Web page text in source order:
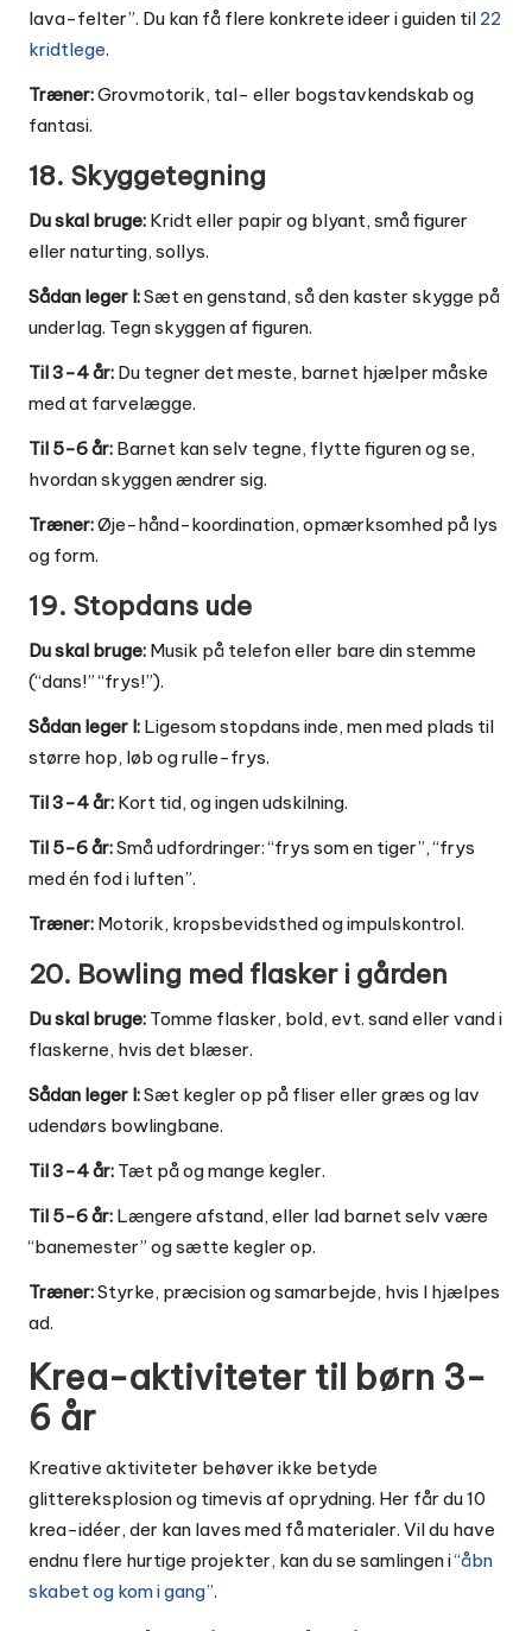
lava-felter”. Du kan få flere konkrete ideer i guiden til 22
kridtlege.
Træner:Grovmotorik, tal- eller bogstavkendskab og
fantasi.
18. Skyggetegning
Du skal bruge: Kridt eller papir og blyant, små figurer
eller naturting, sollys.
Sådan leger I:Sæt en genstand, så den kaster skygge på
underlag. Tegn skyggen af figuren.
Til 3-4 år: Du tegner det meste, barnet hjælper måske
med at farvelægge.
Til 5-6 år: Barnet kan selv tegne, flytte figuren og se,
hvordan skyggen ændrer sig.
Træner:Øje-hånd-koordination, opmærksomhed på lys
og form.
19. Stopdans ude
Du skal bruge: Musik på telefon eller bare din stemme
(“dans!” “frys!”).
Sådan leger I: Ligesom stopdans inde, men med plads til
større hop, løb og rulle-frys.
Til 3-4 år: Kort tid, og ingen udskilning.
Til 5-6 år:Små udfordringer: “frys som en tiger”, “frys
med én fod i luften”.
Træner: Motorik, kropsbevidsthed og impulskontrol.
20. Bowling med flasker i gården
Du skal bruge: Tomme flasker, bold, evt. sand eller vand i
flaskerne, hvis det blæser.
Sådan leger I:Sæt kegler op på fliser eller græs og lav
udendørs bowlingbane.
Til 3-4 år: Tæt på og mange kegler.
Til 5-6 år: Længere afstand, eller lad barnet selv være
“banemester” og sætte kegler op.
Træner:Styrke, præcision og samarbejde, hvis I hjælpes
ad.
Krea-aktiviteter til børn 3-
6 år
Kreative aktiviteter behøver ikke betyde
glittereksplosion og timevis af oprydning. Her får du 10
krea-idéer, der kan laves med få materialer. Vil du have
endnu flere hurtige projekter, kan du se samlingen i“åbn
skabet og kom i gang”.